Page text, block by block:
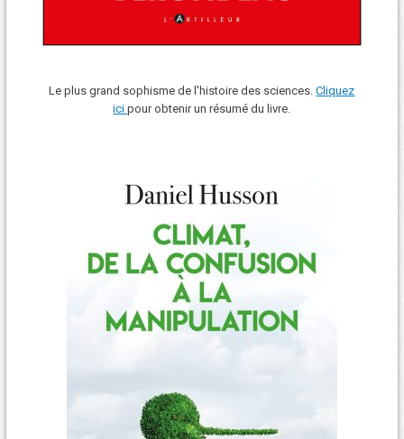
Le plus grand sophisme de l'histoire des sciences.Cliquez
icipour obtenir un résumé du livre.